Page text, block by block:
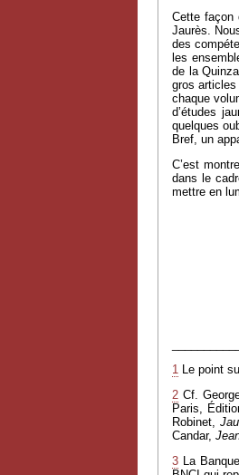
Cette façon
Jaurès.
des
les
de la
gros articles
chaque
d’études
quelques
Bref, un
C’est
dans le
mettre en
1 Le point
2 Cf.
Paris,
Robinet,
Candar,
3 La